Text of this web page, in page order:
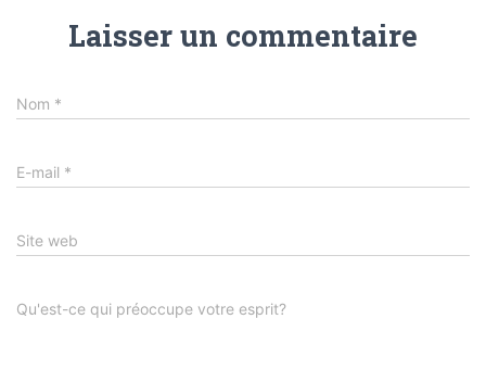
Laisser un commentaire
Nom *
E-mail *
Site web
Qu'est-ce qui préoccupe votre esprit?